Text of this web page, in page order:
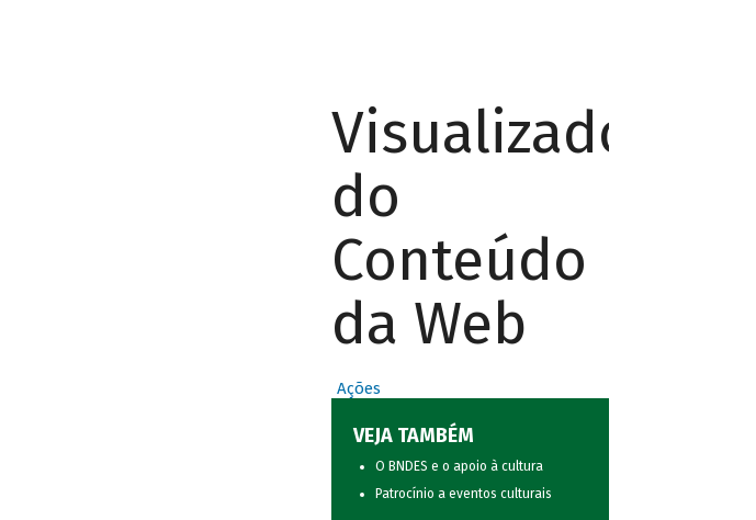
Visualizador
do
Conteúdo
da Web
Ações
VEJA TAMBÉM
O BNDES e o apoio à cultura
Patrocínio a eventos culturais